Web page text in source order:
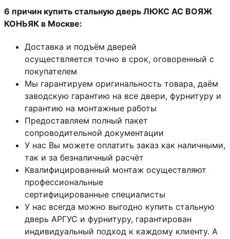
6 причин купить стальную дверь ЛЮКС АС ВОЯЖ
КОНЬЯК в Москве:
Доставка и подъём дверей
осуществляется точно в срок, оговоренный с
покупателем
Мы гарантируем оригинальность товара, даём
заводскую гарантию на все двери, фурнитуру и
гарантию на монтажные работы
Предоставляем полный пакет
сопроводительной документации
У нас Вы можете оплатить заказ как наличными,
так и за безналичный расчёт
Квалифицированный монтаж осуществляют
профессиональные
сертифицированные специалисты
У нас всегда можно выгодно купить стальную
дверь АРГУС и фурнитуру, гарантирован
индивидуальный подход к каждому клиенту. А